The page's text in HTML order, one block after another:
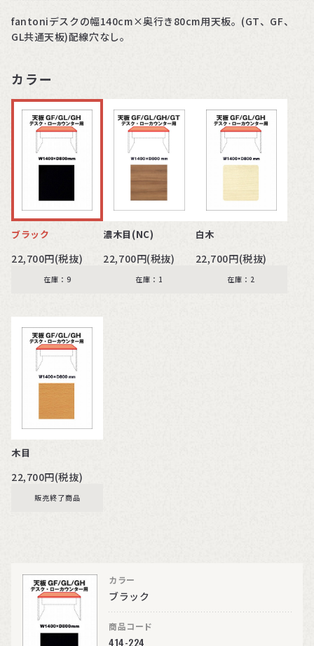
fantoniデスクの幅140cm×奥行き80cm用天板。(GT、GF、
GL共通天板)配線穴なし。
カラー
ブラック
22,700円(税抜)
在庫：9
濃木目(NC)
22,700円(税抜)
在庫：1
白木
22,700円(税抜)
在庫：2
木目
22,700円(税抜)
販売終了商品
カラー
ブラック
商品コード
414-224